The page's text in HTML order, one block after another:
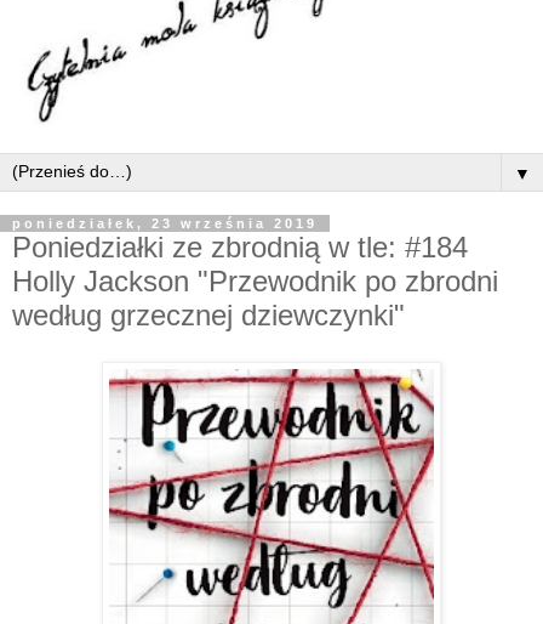
▼
poniedziałek, 23 września 2019
Poniedziałki ze zbrodnią w tle: #184
Holly Jackson "Przewodnik po zbrodni
według grzecznej dziewczynki"